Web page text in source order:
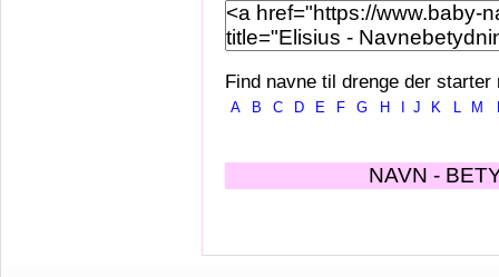
Find navne til drenge der starter
A B C D E F G H J K L M
NAVN -